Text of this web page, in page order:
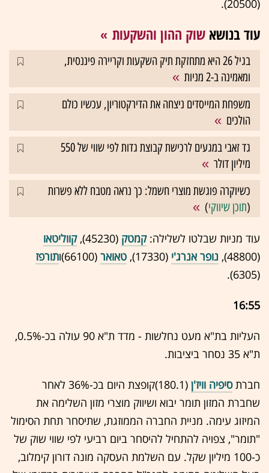
(20500).
עוד בנושא שוק ההון והשקעות
בגיל 26 היא מתחזקת תיק השקעות וקריירה פיננסית,
ומאמינה ב-2 מניות
משפחת המייסדים ניצחה את הדירקטוריון, עכשיו כולם
הולכים
גד זאבי במגעים לרכישת קבוצת גדות לפי שווי של 550
מיליון דולר
כשיוקרה פוגשת מוצרי חשמל: כך נראה מטבח ללא פשרות
(תוכן שיווקי)
עוד מניות שבלטו לשלילה:קמטק (45230),
קווליטאו
(48800),
נופר אנרג'י (17330), טאואר (66100)ו
תורפז
(6305).
16:55
העליות בת"א מעט נחלשות - מדד ת"א 90 עולה בכ-0.5%,
ת"א 35 נסחר ביציבות.
חברתסיפיה וויז'ן
(180.1)קופצת היום בכ-36% לאחר
שחברת המזון תומר יבוא ושיווק מוצרי מזון השלימה את
המיזוג עימה. מניית החברה הממוזגת, שתיסחר תחת הסימול
"תומר", צפויה להתחיל להיסחר ביום רביעי לפי שווי שוק של
כ-100 מיליון שקל. עם השלמת העסקה מונה דורון קימלוב,